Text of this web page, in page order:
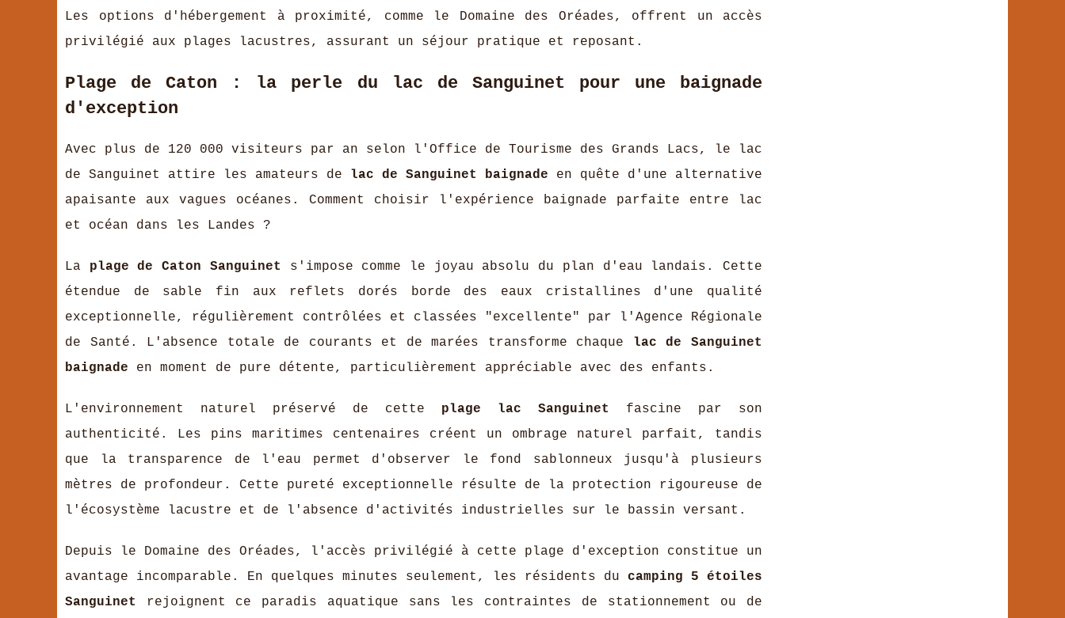
Les options d'hébergement à proximité, comme le Domaine des Oréades, offrent un accès
privilégié aux plages lacustres, assurant un séjour pratique et reposant.
Plage de Caton : la perle du lac de Sanguinet pour une baignade
d'exception
Avec plus de 120 000 visiteurs par an selon l'Office de Tourisme des Grands Lacs, le lac
de Sanguinet attire les amateurs de
lac de Sanguinet baignade en quête d'une alternative
apaisante aux vagues océanes. Comment choisir l'expérience baignade parfaite entre lac
et océan dans les Landes ?
La plage de Caton Sanguinet
s'impose comme le joyau absolu du plan d'eau landais. Cette
étendue de sable fin aux reflets dorés borde des eaux cristallines d'une qualité
exceptionnelle, régulièrement contrôlées et classées "excellente" par l'Agence Régionale
de Santé. L'absence totale de courants et de marées transforme chaque
lac de Sanguinet
baignade en moment de pure détente, particulièrement appréciable avec des enfants.
L'environnement naturel préservé de cette plage lac Sanguinet
fascine par son
authenticité. Les pins maritimes centenaires créent un ombrage naturel parfait, tandis
que la transparence de l'eau permet d'observer le fond sablonneux jusqu'à plusieurs
mètres de profondeur. Cette pureté exceptionnelle résulte de la protection rigoureuse de
l'écosystème lacustre et de l'absence d'activités industrielles sur le bassin versant.
Depuis le Domaine des Oréades, l'accès privilégié à cette plage d'exception constitue un
avantage incomparable. En quelques minutes seulement, les résidents du camping 5 étoiles
Sanguinet
rejoignent ce paradis aquatique sans les contraintes de stationnement ou de